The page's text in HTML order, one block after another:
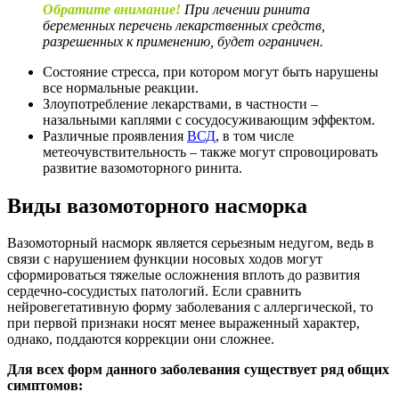
Обратите внимание! При лечении ринита
беременных перечень лекарственных средств,
разрешенных к применению, будет ограничен.
Состояние стресса, при котором могут быть нарушены
все нормальные реакции.
Злоупотребление лекарствами, в частности –
назальными каплями с сосудосуживающим эффектом.
Различные проявления ВСД, в том числе
метеочувствительность – также могут спровоцировать
развитие вазомоторного ринита.
Виды вазомоторного насморка
Вазомоторный насморк является серьезным недугом, ведь в
связи с нарушением функции носовых ходов могут
сформироваться тяжелые осложнения вплоть до развития
сердечно-сосудистых патологий. Если сравнить
нейровегетативную форму заболевания с аллергической, то
при первой признаки носят менее выраженный характер,
однако, поддаются коррекции они сложнее.
Для всех форм данного заболевания существует ряд общих
симптомов: